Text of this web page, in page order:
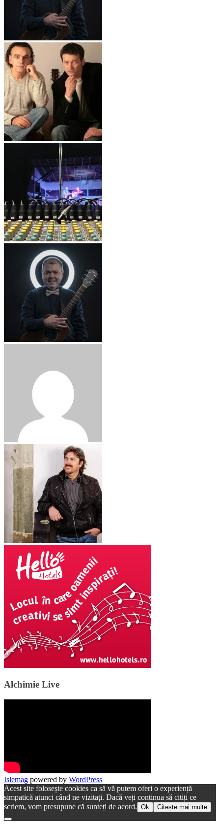
Alchimie Live
Islemag powered by WordPress
Acest site folosește cookies ca să vă putem oferi o experiență
simpatică atunci când ne vizitați. Dacă veți continua să citiți ce
scriem, vom presupune că sunteți de acord. Ok Citește mai multe